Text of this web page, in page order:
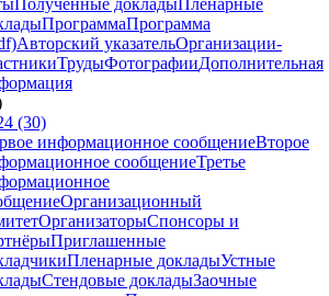
Полученные докладыПленарные
ПрограммаПрограмма
Авторский указательОрганизации-
ТрудыФотографииДополнительная
(30)
информационное сообщениеВторое
сообщениеТретье
Организационный
ОрганизаторыСпонсоры и
Приглашенные
Пленарные докладыУстные
Стендовые докладыЗаочные